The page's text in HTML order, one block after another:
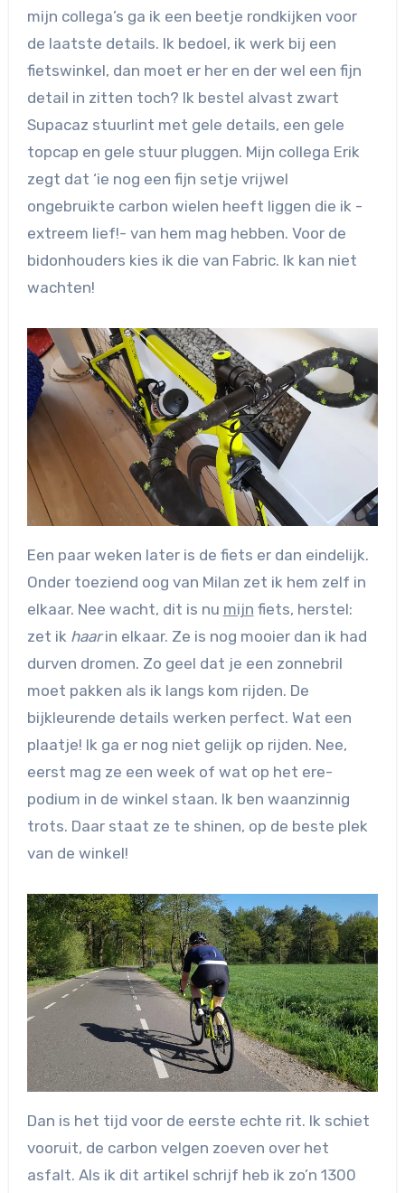
mijn collega’s ga ik een beetje rondkijken voor
de laatste details. Ik bedoel, ik werk bij een
fietswinkel, dan moet er her en der wel een fijn
detail in zitten toch? Ik bestel alvast zwart
Supacaz stuurlint met gele details, een gele
topcap en gele stuur pluggen. Mijn collega Erik
zegt dat ‘ie nog een fijn setje vrijwel
ongebruikte carbon wielen heeft liggen die ik -
extreem lief!- van hem mag hebben. Voor de
bidonhouders kies ik die van Fabric. Ik kan niet
wachten!
Een paar weken later is de fiets er dan eindelijk.
Onder toeziend oog van Milan zet ik hem zelf in
elkaar. Nee wacht, dit is nu mijn fiets, herstel:
zet ik haarin elkaar. Ze is nog mooier dan ik had
durven dromen. Zo geel dat je een zonnebril
moet pakken als ik langs kom rijden. De
bijkleurende details werken perfect. Wat een
plaatje! Ik ga er nog niet gelijk op rijden. Nee,
eerst mag ze een week of wat op het ere-
podium in de winkel staan. Ik ben waanzinnig
trots. Daar staat ze te shinen, op de beste plek
van de winkel!
Dan is het tijd voor de eerste echte rit. Ik schiet
vooruit, de carbon velgen zoeven over het
asfalt. Als ik dit artikel schrijf heb ik zo’n 1300